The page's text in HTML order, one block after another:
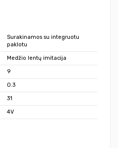
Surakinamos su integruotu
paklotu
Medžio lentų imitacija
9
0.3
31
4V